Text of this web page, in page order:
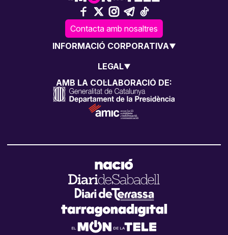
Contacta amb nosaltres
INFORMACIÓ CORPORATIVA
LEGAL
AMB LA COL·LABORACIÓ DE: